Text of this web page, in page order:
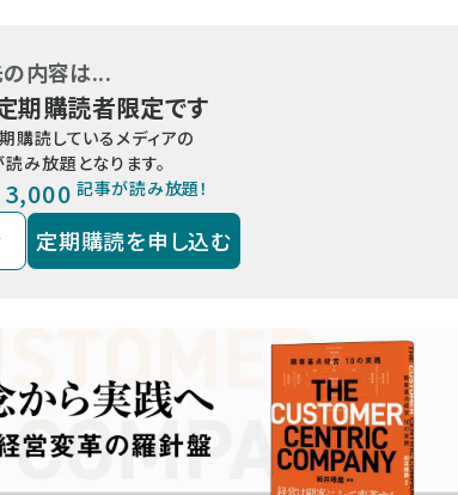
の内容は...
期購読者限定です
購読しているメディアの
み放題となります。
3,000 記事が読み放題！
定期購読を申し込む